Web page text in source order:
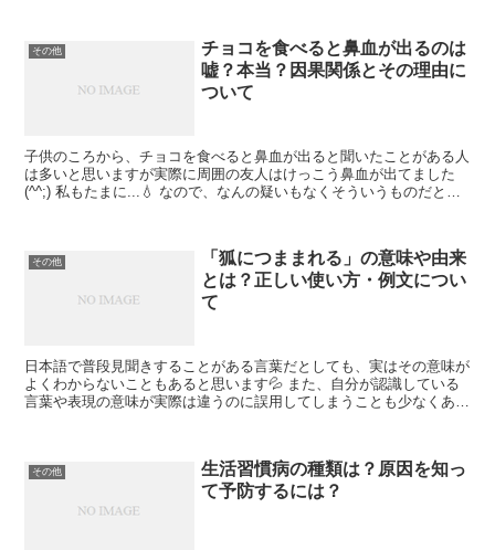
その他
チョコを食べると鼻血が出るのは
嘘？本当？因果関係とその理由に
ついて
子供のころから、チョコを食べると鼻血が出ると聞いたことがある人
は多いと思いますが実際に周囲の友人はけっこう鼻血が出てました
(^^;) 私もたまに...💧 なので、なんの疑いもなくそういうものだとず
その他
「狐につままれる」の意味や由来
とは？正しい使い方・例文につい
て
日本語で普段見聞きすることがある言葉だとしても、実はその意味が
よくわからないこともあると思います💦 また、自分が認識している
言葉や表現の意味が実際は違うのに誤用してしまうことも少なくあり
その他
生活習慣病の種類は？原因を知っ
て予防するには？